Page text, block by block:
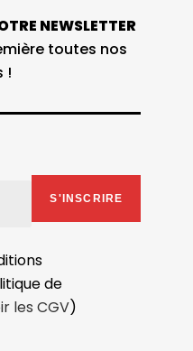
NEWSLETTER
toutes nos
!
S'INSCRIRE
de
les CGV)